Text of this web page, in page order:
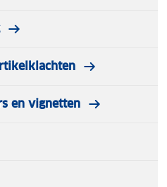
en vignetten